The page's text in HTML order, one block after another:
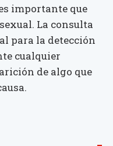
importante que
La consulta
para la detección
cualquier
de algo que